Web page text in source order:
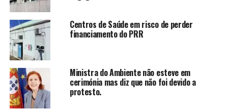
Centros de Saúde em risco de perder
financiamento do PRR
Ministra do Ambiente não esteve em
cerimónia mas diz que não foi devido a
protesto.